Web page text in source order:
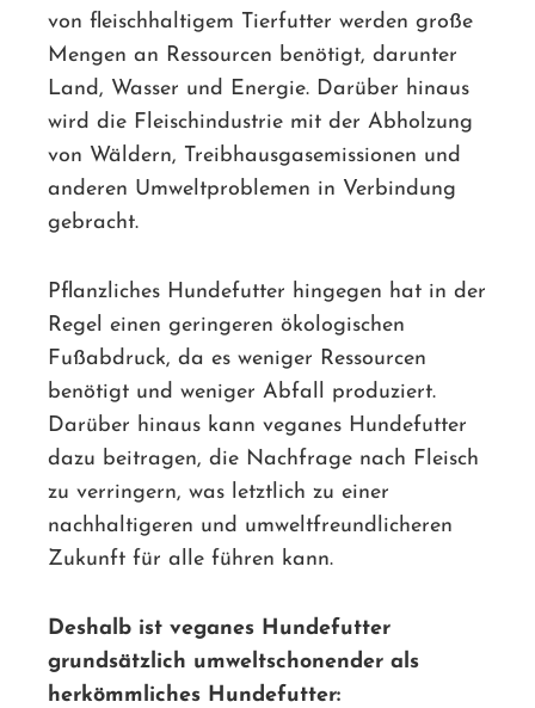
von fleischhaltigem Tierfutter werden große
Mengen an Ressourcen benötigt, darunter
Land, Wasser und Energie. Darüber hinaus
wird die Fleischindustrie mit der Abholzung
von Wäldern, Treibhausgasemissionen und
anderen Umweltproblemen in Verbindung
gebracht.
Pflanzliches Hundefutter hingegen hat in der
Regel einen geringeren ökologischen
Fußabdruck, da es weniger Ressourcen
benötigt und weniger Abfall produziert.
Darüber hinaus kann veganes Hundefutter
dazu beitragen, die Nachfrage nach Fleisch
zu verringern, was letztlich zu einer
nachhaltigeren und umweltfreundlicheren
Zukunft für alle führen kann.
Deshalb ist veganes Hundefutter
grundsätzlich umweltschonender als
herkömmliches Hundefutter: